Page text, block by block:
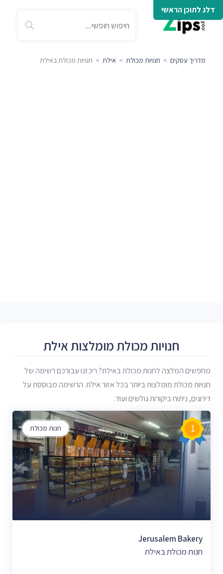
דלג לתוכן הראשי
מדריך עסקים > חנויות מכולת > אילת > חנויות מכולת באילת
חנויות מכולת מומלצות אילת
מחפשים המלצה לחנות מכולת באילת? ריכזנו עבורכם רשימה של
חנויות מכולת מומלצות ביותר בכל אזור אילת. הרשימה מבוססת על
דירוגים, ניתוח ביקורות גולשים ועוד.
חנות מכולת 1
Jerusalem Bakery
חנות מכולת באילת